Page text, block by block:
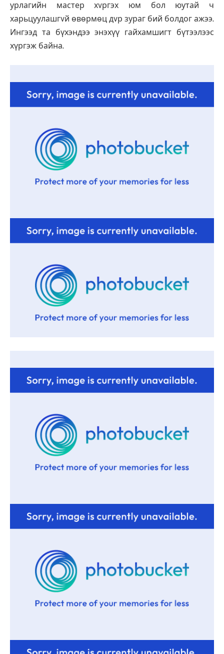
урлагийн мастер хvргэх юм бол юутай ч
харьцуулашгvй өвөрмөц дvр зураг бий болдог ажээ.
Ингээд та бүхэндээ энэхүү гайхамшигт бүтээлээс
хүргэж байна.